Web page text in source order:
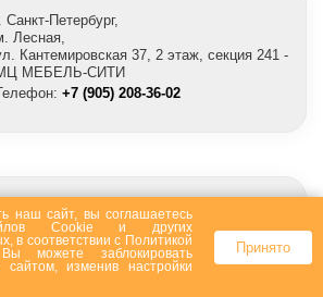
Санкт-Петербург,
Лесная,
Кантемировская 37, 2 этаж, секция 241 -
МЕБЕЛЬ-СИТИ
+7 (905) 208-36-02
Санкт-Петербург,
Фучика 9, 0-й этаж, секция 0A.204 -
Центр мебели и интерьера "Кубатура"
Телефон:
+7 (969) 705-71-71
наш сайт, вы соглашаетесь
Сookie и других
в соответствии с Политикой
можете заблокировать
сайтом, изменив настройки
Принято